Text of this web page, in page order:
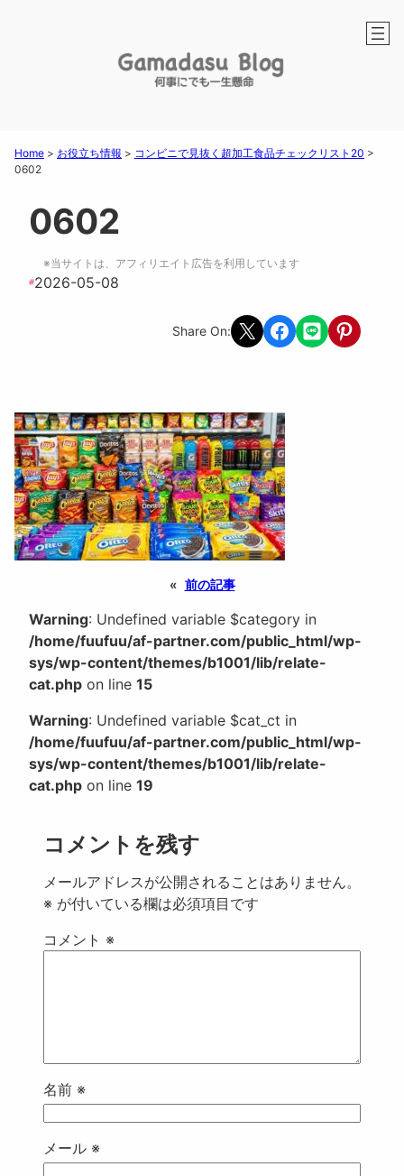
Home > お役立ち情報 > コンビニで見抜く超加工食品チェックリスト20 >
0602
0602
※当サイトは、アフィリエイト広告を利用しています
#2026-05-08
Share On: Share on X Share on Facebook
Share on LINEShare on
« 前の記事
Warning: Undefined variable $category in
/home/fuufuu/af-partner.com/public_html/wp-
sys/wp-content/themes/b1001/lib/relate-
cat.php on line 15
Warning: Undefined variable $cat_ct in
/home/fuufuu/af-partner.com/public_html/wp-
sys/wp-content/themes/b1001/lib/relate-
cat.php on line 19
コメントを残す
メールアドレスが公開されることはありません。
※ が付いている欄は必須項目です
コメント ※
名前 ※
メール ※